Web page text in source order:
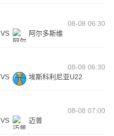
08-08 06:30
VS 阿尔多斯维
08-08 06:30
VS 埃斯科利尼亚U22
08-08 07:00
VS 迈普